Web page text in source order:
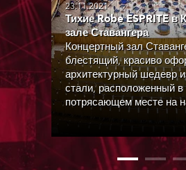
23.11.2021
Тихие Robe ESPRITE в
зале Ставангера
Концертный зал
блестящий, красиво
архитектурный шедевр
стали, расположенный в
потрясающем месте на
«нефтяной столицы»
сочетается со
живым выступлениям.